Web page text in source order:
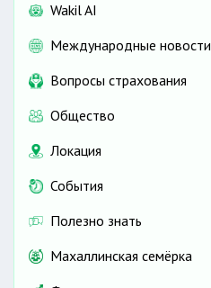
Wakil AI
Международные новости
Вопросы страхования
Общество
Локация
События
Полезно знать
Махаллинская семёрка